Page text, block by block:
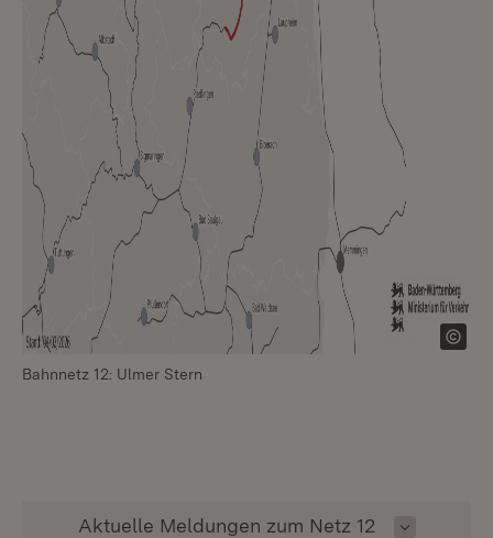
Bahnnetz 12: Ulmer Stern
Inhalt auswählen
Aktuelle Meldungen zum Netz 12